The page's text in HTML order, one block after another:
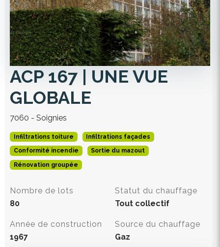
ACP 167 | UNE VUE
GLOBALE
7060 - Soignies
Infiltrations toiture Infiltrations façades
Conformité incendie Sortie du mazout
Rénovation groupée
Nombre de lots
80
Statut du chauffage
Tout collectif
Année de construction
1967
Source du chauffage
Gaz